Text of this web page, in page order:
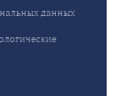
данных